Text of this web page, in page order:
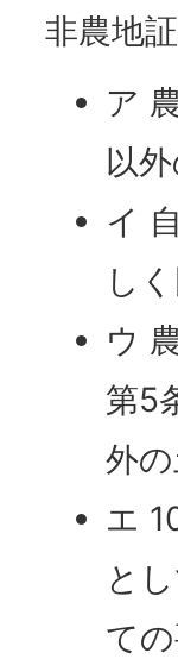
非農地
ア
以
イ
し
ウ
第5
外
エ
と
て